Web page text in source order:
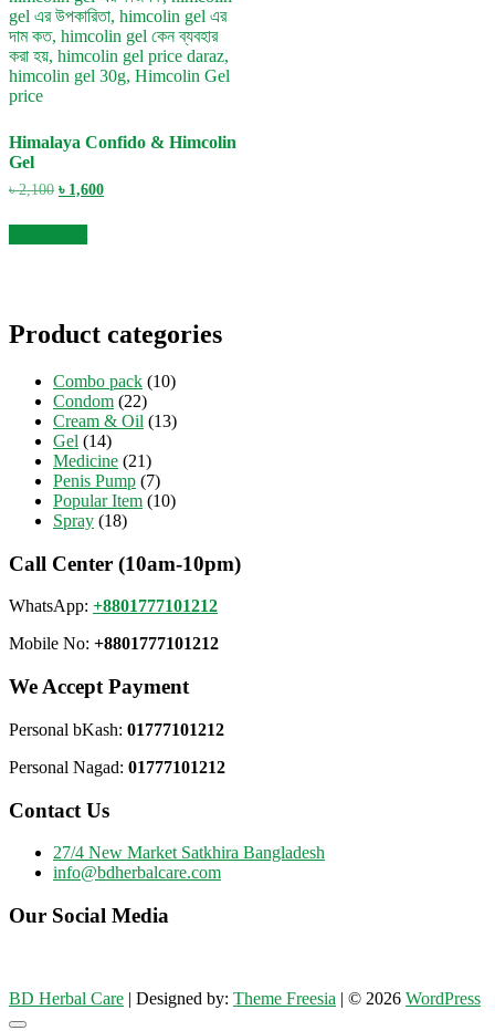
Himalaya Confido & Himcolin
Gel
৳2,100 Original
was:
৳ 2,100.
৳ 1,600Current
Product categories
Combo pack (10)
Condom (22)
Cream & Oil (13)
Gel (14)
Medicine (21)
Penis Pump (7)
Popular Item (10)
Spray (18)
Call Center (10am-10pm)
WhatsApp: +8801777101212
Mobile No: +8801777101212
We Accept Payment
Personal bKash: 01777101212
Personal Nagad: 01777101212
Contact Us
27/4 New Market Satkhira Bangladesh
info@bdherbalcare.com
Our Social Media
BD Herbal Care | Designed by: Theme Freesia | © 2026 WordPress